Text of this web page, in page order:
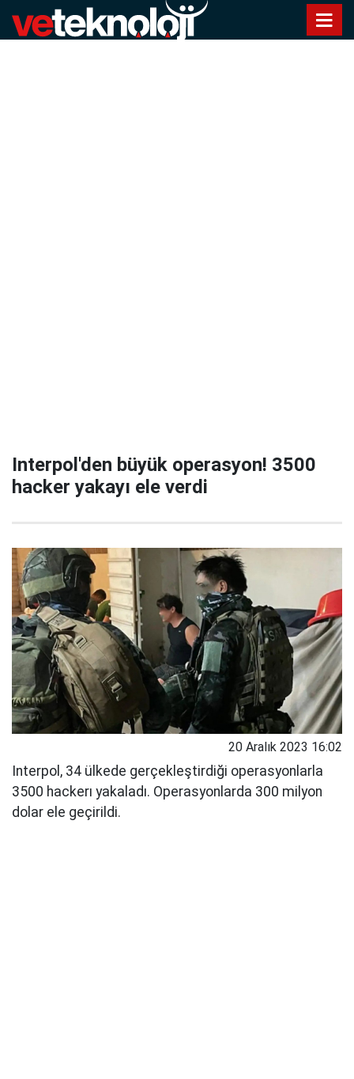
Interpol'den büyük operasyon! 3500
hacker yakayı ele verdi
20 Aralık 2023 16:02
Interpol, 34 ülkede gerçekleştirdiği operasyonlarla
3500 hackerı yakaladı. Operasyonlarda 300 milyon
dolar ele geçirildi.